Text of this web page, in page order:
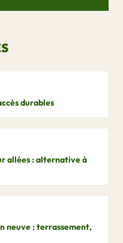
durables
allées : alternative à
neuve : terrassement,